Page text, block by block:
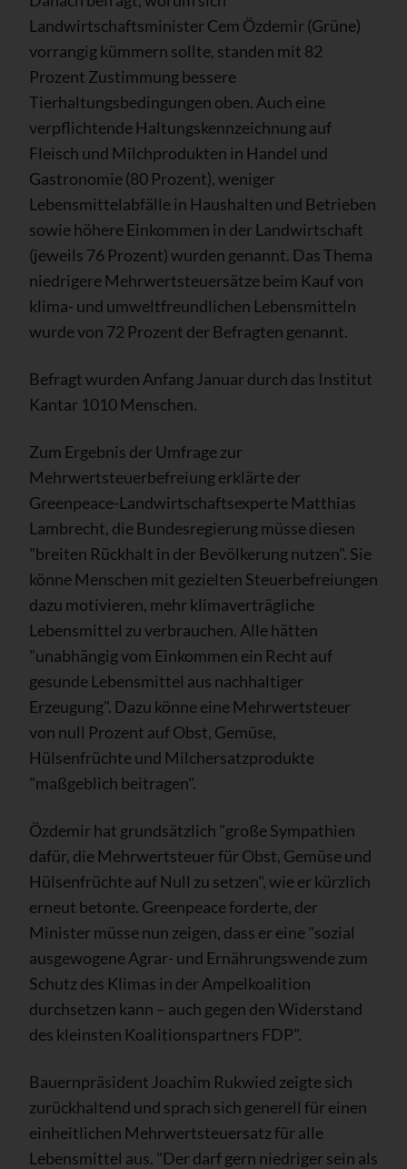
Landwirtschaftsminister Cem Özdemir (Grüne)
vorrangig kümmern sollte, standen mit 82
Prozent Zustimmung bessere
Tierhaltungsbedingungen oben. Auch eine
verpflichtende Haltungskennzeichnung auf
Fleisch und Milchprodukten in Handel und
Gastronomie (80 Prozent), weniger
Lebensmittelabfälle in Haushalten und Betrieben
sowie höhere Einkommen in der Landwirtschaft
(jeweils 76 Prozent) wurden genannt. Das Thema
niedrigere Mehrwertsteuersätze beim Kauf von
klima- und umweltfreundlichen Lebensmitteln
wurde von 72 Prozent der Befragten genannt.
Befragt wurden Anfang Januar durch das Institut
Kantar 1010 Menschen.
Zum Ergebnis der Umfrage zur
Mehrwertsteuerbefreiung erklärte der
Greenpeace-Landwirtschaftsexperte Matthias
Lambrecht, die Bundesregierung müsse diesen
"breiten Rückhalt in der Bevölkerung nutzen". Sie
könne Menschen mit gezielten Steuerbefreiungen
dazu motivieren, mehr klimaverträgliche
Lebensmittel zu verbrauchen. Alle hätten
"unabhängig vom Einkommen ein Recht auf
gesunde Lebensmittel aus nachhaltiger
Erzeugung". Dazu könne eine Mehrwertsteuer
von null Prozent auf Obst, Gemüse,
Hülsenfrüchte und Milchersatzprodukte
"maßgeblich beitragen".
Özdemir hat grundsätzlich "große Sympathien
dafür, die Mehrwertsteuer für Obst, Gemüse und
Hülsenfrüchte auf Null zu setzen", wie er kürzlich
erneut betonte. Greenpeace forderte, der
Minister müsse nun zeigen, dass er eine "sozial
ausgewogene Agrar- und Ernährungswende zum
Schutz des Klimas in der Ampelkoalition
durchsetzen kann – auch gegen den Widerstand
des kleinsten Koalitionspartners FDP".
Bauernpräsident Joachim Rukwied zeigte sich
zurückhaltend und sprach sich generell für einen
einheitlichen Mehrwertsteuersatz für alle
Lebensmittel aus. "Der darf gern niedriger sein als